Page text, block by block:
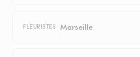
FLEURISTES Marseille